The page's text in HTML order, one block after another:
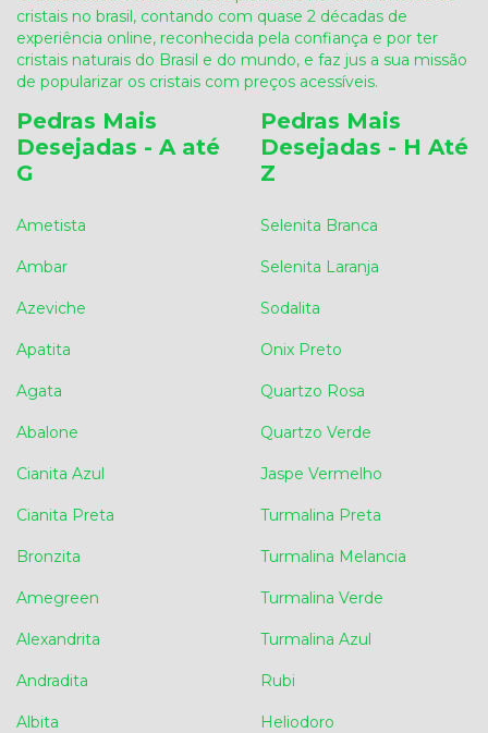
cristais no brasil, contando com quase 2 décadas de
experiência online, reconhecida pela confiança e por ter
cristais naturais do Brasil e do mundo, e faz jus a sua missão
de popularizar os cristais com preços acessíveis.
Pedras Mais
Desejadas - A até
G
Ametista
Ambar
Azeviche
Apatita
Agata
Abalone
Cianita Azul
Cianita Preta
Bronzita
Amegreen
Alexandrita
Andradita
Albita
Pedras Mais
Desejadas - H Até
Z
Selenita Branca
Selenita Laranja
Sodalita
Onix Preto
Quartzo Rosa
Quartzo Verde
Jaspe Vermelho
Turmalina Preta
Turmalina Melancia
Turmalina Verde
Turmalina Azul
Rubi
Heliodoro